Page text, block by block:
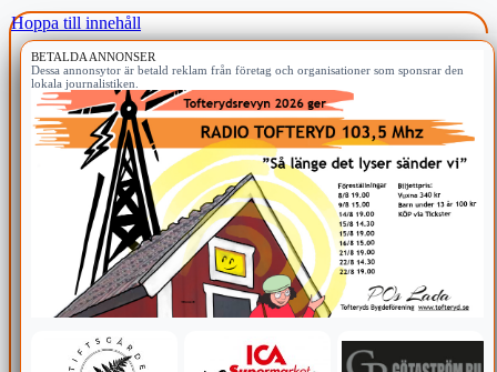
Hoppa till innehåll
BETALDA ANNONSER
Dessa annonsytor är betald reklam från företag och organisationer som sponsrar den
lokala journalistiken.